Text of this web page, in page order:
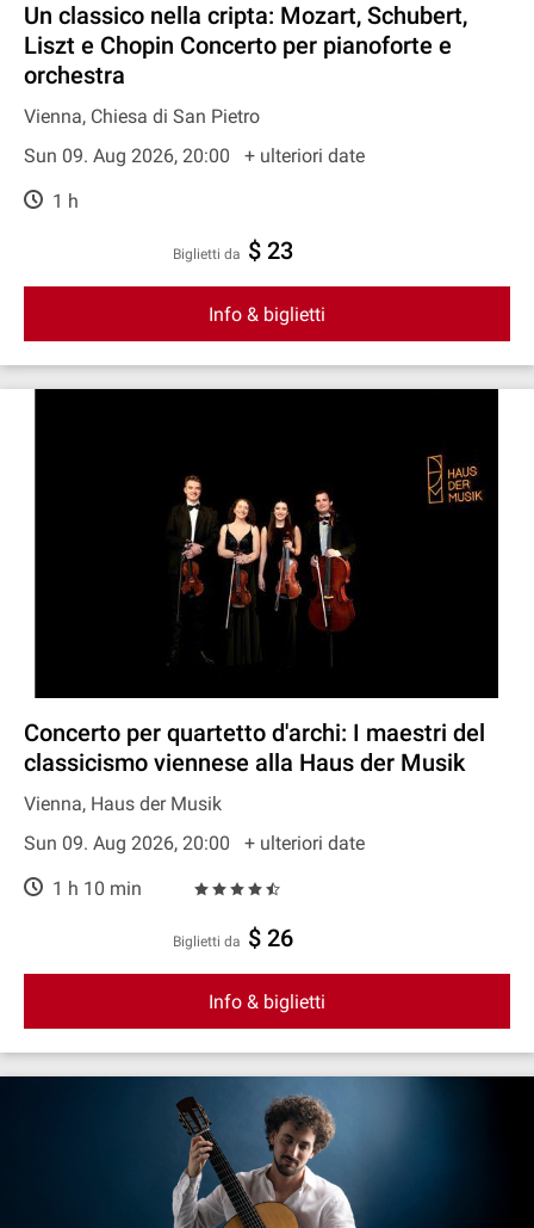
Un classico nella cripta: Mozart, Schubert,
Liszt e Chopin Concerto per pianoforte e
orchestra
Vienna, Chiesa di San Pietro
Sun 09. Aug 2026, 20:00
+ ulteriori date
1 h
Biglietti da $ 23
Info & biglietti
Concerto per quartetto d'archi: I maestri del
classicismo viennese alla Haus der Musik
Vienna, Haus der Musik
Sun 09. Aug 2026, 20:00
+ ulteriori date
1 h 10 min
Biglietti da $ 26
Info & biglietti